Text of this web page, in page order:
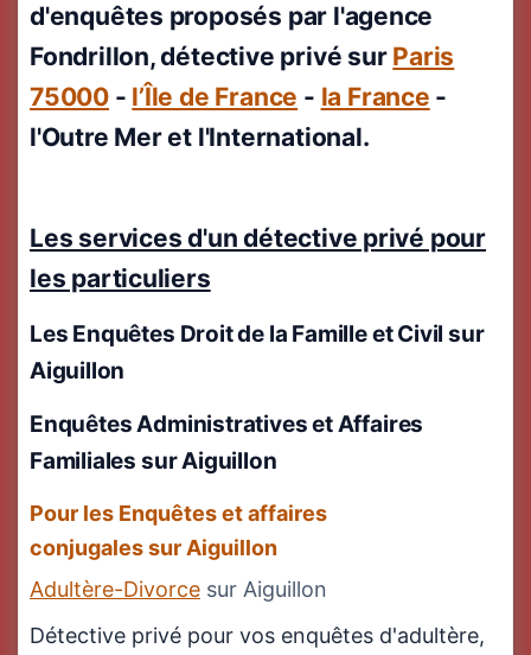
d'enquêtes proposés par l'agence
Fondrillon, détective privé sur Paris
75000- l’Île de France - la France -
l'Outre Mer et l'International.
Les services d'un détective privé pour
les particuliers
Les Enquêtes Droit de la Famille et Civilsur
Aiguillon
Enquêtes Administratives et Affaires
Familiales sur Aiguillon
Pour les Enquêtes et affaires
conjugales sur Aiguillon
Adultère-Divorce sur Aiguillon
Détective privé pour vos enquêtes d'adultère,